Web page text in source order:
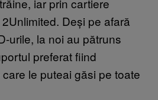
Deși pe afară
urile, la noi au pătruns
preferat fiind
le puteai găsi pe toate